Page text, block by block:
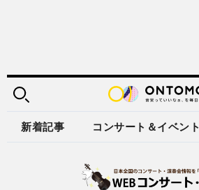
新着記事 コンサート＆イベント